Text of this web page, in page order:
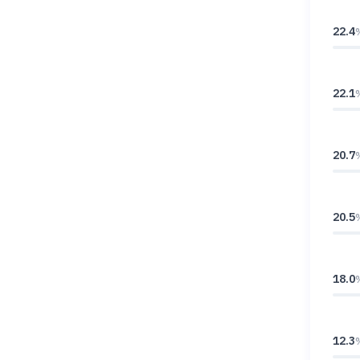
22.4
22.1
20.7
20.5
18.0
12.3